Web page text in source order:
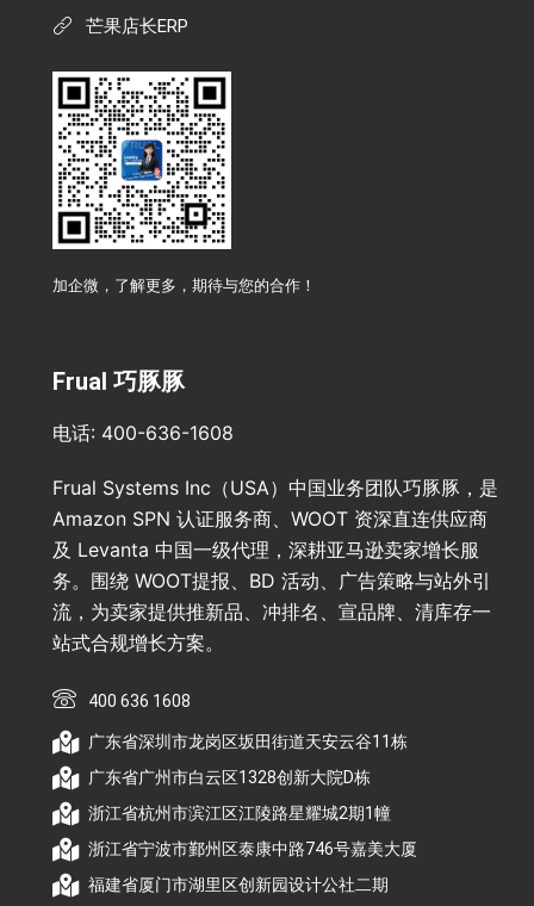
芒果店长ERP
加企微，了解更多，期待与您的合作！
Frual 巧豚豚
电话: 400-636-1608
Frual Systems Inc（USA）中国业务团队巧豚豚，是
Amazon SPN 认证服务商、WOOT 资深直连供应商
及 Levanta 中国一级代理，深耕亚马逊卖家增长服
务。围绕 WOOT提报、BD 活动、广告策略与站外引
流，为卖家提供推新品、冲排名、宣品牌、清库存一
站式合规增长方案。
400 636 1608
广东省深圳市龙岗区坂田街道天安云谷11栋
广东省广州市白云区1328创新大院D栋
浙江省杭州市滨江区江陵路星耀城2期1幢
浙江省宁波市鄞州区泰康中路746号嘉美大厦
福建省厦门市湖里区创新园设计公社二期